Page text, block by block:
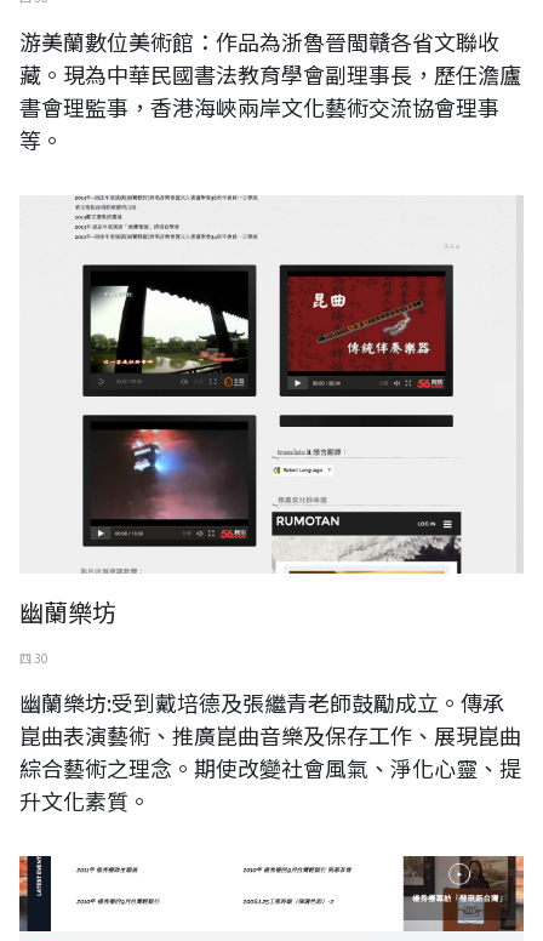
游美蘭數位美術館：作品為浙魯晉閩贛各省文聯收
藏。現為中華民國書法教育學會副理事長，歷任澹廬
書會理監事，香港海峽兩岸文化藝術交流協會理事
等。
幽蘭樂坊
四 30
幽蘭樂坊:受到戴培德及張繼青老師鼓勵成立。傳承
崑曲表演藝術、推廣崑曲音樂及保存工作、展現崑曲
綜合藝術之理念。期使改變社會風氣、淨化心靈、提
升文化素質。